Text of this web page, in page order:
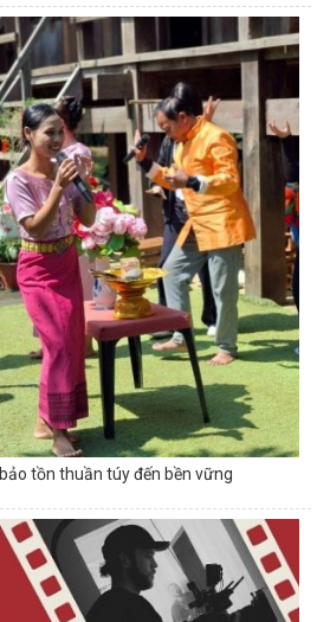
tồn thuần túy đến bền vững